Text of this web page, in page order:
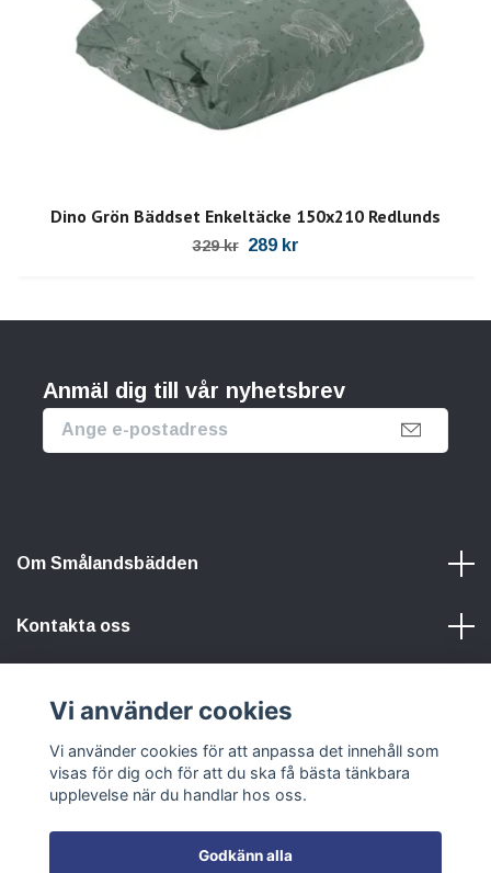
Dino Grön Bäddset Enkeltäcke 150x210 Redlunds
329 kr 289 kr
Anmäl dig till vår nyhetsbrev
Om Smålandsbädden
Kontakta oss
Sociala medier
Vi använder cookies
Vi använder cookies för att anpassa det innehåll som
visas för dig och för att du ska få bästa tänkbara
upplevelse när du handlar hos oss.
Godkänn alla